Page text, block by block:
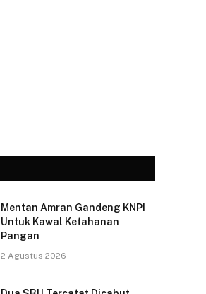
Mentan Amran Gandeng KNPI
Untuk Kawal Ketahanan
Pangan
2 Agustus 2026